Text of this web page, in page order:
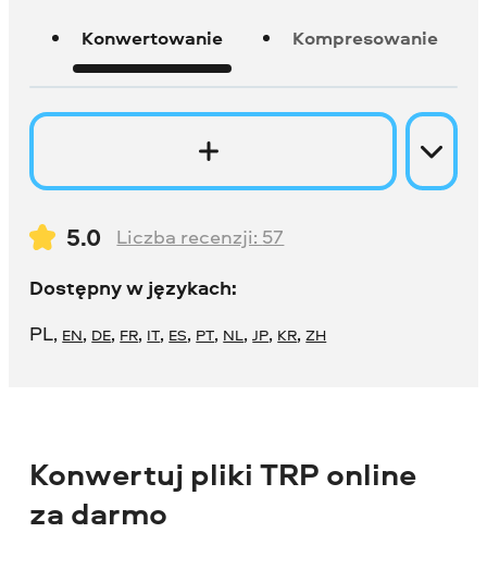
Konwertowanie Kompresowanie
5.0 Liczba recenzji: 57
Dostępny w językach:
PL, EN, DE, FR, IT, ES, PT, NL,JP, KR,ZH
Konwertuj pliki TRP online
za darmo